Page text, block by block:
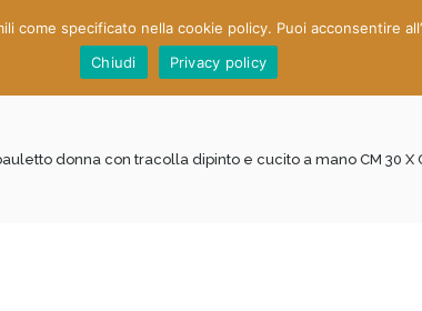
What We Do Shop
donna con tracolla dipinto e cucito a mano CM 30 X
come specificato nella cookie policy. Puoi acconsentire
Chiudi
Privacy policy